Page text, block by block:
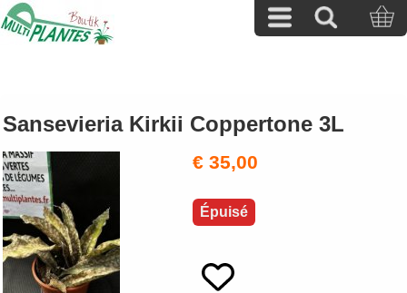
Sansevieria Kirkii Coppertone 3L
€ 35,00
Épuisé